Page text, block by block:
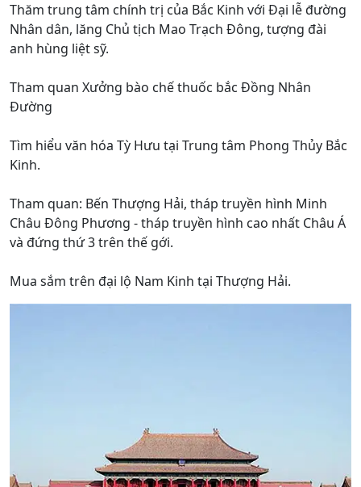
Thăm trung tâm chính trị của Bắc Kinh với Đại lễ đường
Nhân dân, lăng Chủ tịch Mao Trạch Đông, tượng đài
anh hùng liệt sỹ.
Tham quan Xưởng bào chế thuốc bắc Đồng Nhân
Đường
Tìm hiểu văn hóa Tỳ Hưu tại Trung tâm Phong Thủy Bắc
Kinh.
Tham quan: Bến Thượng Hải, tháp truyền hình Minh
Châu Đông Phương - tháp truyền hình cao nhất Châu Á
và đứng thứ 3 trên thế gới.
Mua sắm trên đại lộ Nam Kinh tại Thượng Hải.